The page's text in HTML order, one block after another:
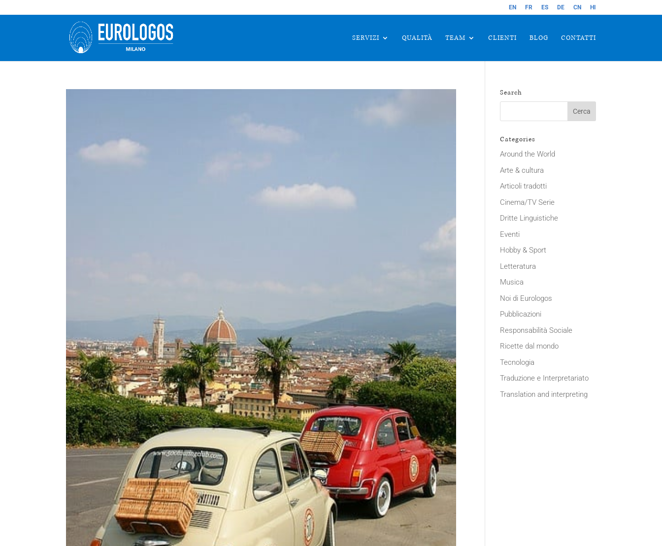
EN FR ES DE CN HI
SERVIZI QUALITÀ TEAM CLIENTI BLOG CONTATTI
Search
Categories
Around the World
Arte & cultura
Articoli tradotti
Cinema/TV Serie
Dritte Linguistiche
Eventi
Hobby & Sport
Letteratura
Musica
Noi di Eurologos
Pubblicazioni
Responsabilità Sociale
Ricette dal mondo
Tecnologia
Traduzione e Interpretariato
Translation and interpreting